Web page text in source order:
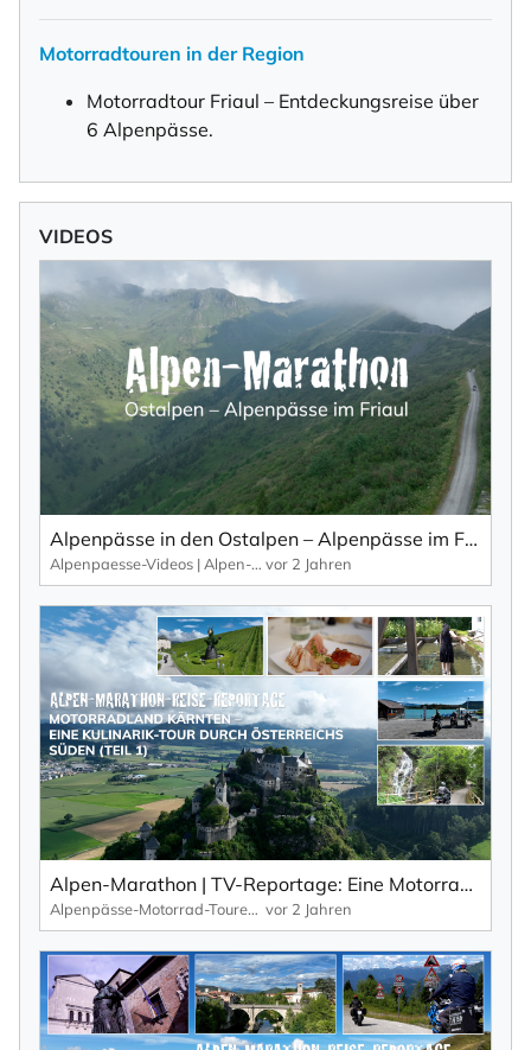
Motorradtouren in der Region
Motorradtour Friaul – Entdeckungsreise über
6 Alpenpässe.
VIDEOS
Alpenpässe in den Ostalpen – Alpenpässe im Friaul von oben... (Teil 1).
Alpenpaesse-Videos | Alpen-Marathon vor 2 Jahren
Alpen-Marathon | TV-Reportage: Eine Motorrad-Kulinarik-Tour durch Kärnten (Teil 1)
Alpenpässe-Motorrad-Touren: Alpen-Marathon, die TV-Reportagen vor 2 Jahren